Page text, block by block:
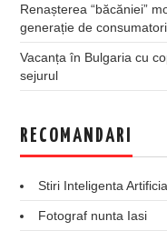
Renașterea “băcăniei”
generație de
Vacanța în Bulgaria cu
sejurul
RECOMANDARI
Stiri Inteligenta
Fotograf nunta Iasi